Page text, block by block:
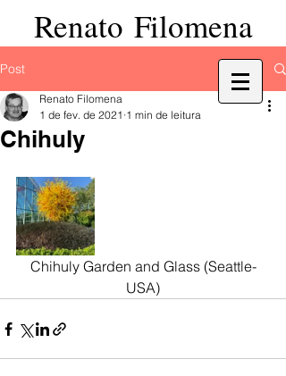
Renato Filomena
Post
Chihuly
Renato Filomena
1 de fev. de 2021 1 min de leitura
Chihuly Garden and Glass (Seattle-
USA)